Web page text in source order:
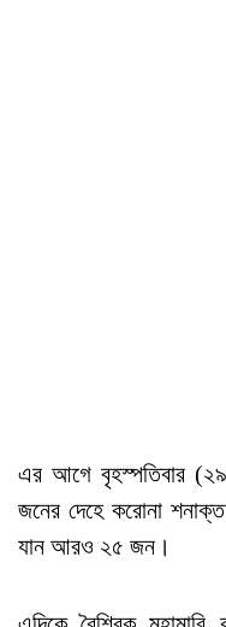
এর আগে বৃহস্পতিবার
জনের দেহে করোনা
যান আরও ২৫ জন।